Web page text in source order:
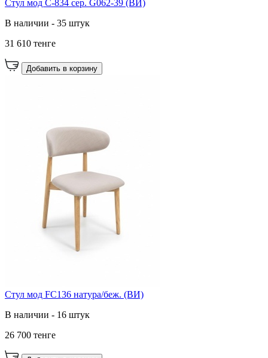
Стул мод C-834 сер. G062-39 (ВИ)
В наличии - 35 штук
31 610 тенге
Добавить в корзину
Cтул мод FC136 натура/беж. (ВИ)
В наличии - 16 штук
26 700 тенге